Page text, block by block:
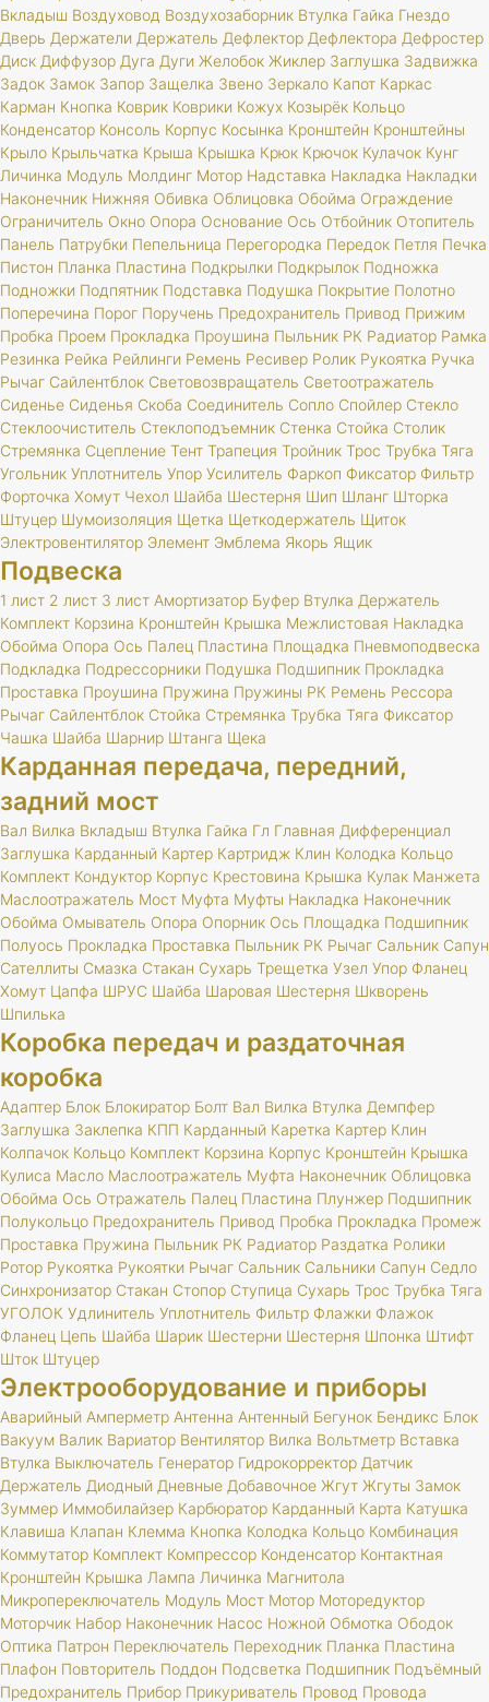
Вкладыш Воздуховод Воздухозаборник Втулка Гайка Гнездо
Дверь Держатели Держатель Дефлектор Дефлектора Дефростер
Диск Диффузор Дуга Дуги Желобок Жиклер Заглушка Задвижка
Задок Замок Запор Защелка Звено Зеркало Капот Каркас
Карман Кнопка Коврик Коврики Кожух Козырёк Кольцо
Конденсатор Консоль Корпус Косынка Кронштейн Кронштейны
Крыло Крыльчатка Крыша Крышка Крюк Крючок Кулачок Кунг
Личинка Модуль Молдинг Мотор Надставка Накладка Накладки
Наконечник Нижняя Обивка Облицовка Обойма Ограждение
Ограничитель Окно Опора Основание Ось Отбойник Отопитель
Панель Патрубки Пепельница Перегородка Передок Петля Печка
Пистон Планка Пластина Подкрылки Подкрылок Подножка
Подножки Подпятник Подставка Подушка Покрытие Полотно
Поперечина Порог Поручень Предохранитель Привод Прижим
Пробка Проем Прокладка Проушина Пыльник РК Радиатор Рамка
Резинка Рейка Рейлинги Ремень Ресивер Ролик Рукоятка Ручка
Рычаг Сайлентблок Световозвращатель Светоотражатель
Сиденье Сиденья Скоба Соединитель Сопло Спойлер Стекло
Стеклоочиститель Стеклоподъемник Стенка Стойка Столик
Стремянка Сцепление Тент Трапеция Тройник Трос Трубка Тяга
Угольник Уплотнитель Упор Усилитель Фаркоп Фиксатор Фильтр
Форточка Хомут Чехол Шайба Шестерня Шип Шланг Шторка
Штуцер Шумоизоляция Щетка Щеткодержатель Щиток
Электровентилятор Элемент Эмблема Якорь Ящик
Подвеска
1 лист 2 лист 3 лист Амортизатор Буфер Втулка Держатель
Комплект Корзина Кронштейн Крышка Межлистовая Накладка
Обойма Опора Ось Палец Пластина Площадка Пневмоподвеска
Подкладка Подрессорники Подушка Подшипник Прокладка
Проставка Проушина Пружина Пружины РК Ремень Рессора
Рычаг Сайлентблок Стойка Стремянка Трубка Тяга Фиксатор
Чашка Шайба Шарнир Штанга Щека
Карданная передача, передний,
задний мост
Вал Вилка Вкладыш Втулка Гайка Гл Главная Дифференциал
Заглушка Карданный Картер Картридж Клин Колодка Кольцо
Комплект Кондуктор Корпус Крестовина Крышка Кулак Манжета
Маслоотражатель Мост Муфта Муфты Накладка Наконечник
Обойма Омыватель Опора Опорник Ось Площадка Подшипник
Полуось Прокладка Проставка Пыльник РК Рычаг Сальник Сапун
Сателлиты Смазка Стакан Сухарь Трещетка Узел Упор Фланец
Хомут Цапфа ШРУС Шайба Шаровая Шестерня Шкворень
Шпилька
Коробка передач и раздаточная
коробка
Адаптер Блок Блокиратор Болт Вал Вилка Втулка Демпфер
Заглушка Заклепка КПП Карданный Каретка Картер Клин
Колпачок Кольцо Комплект Корзина Корпус Кронштейн Крышка
Кулиса Масло Маслоотражатель Муфта Наконечник Облицовка
Обойма Ось Отражатель Палец Пластина Плунжер Подшипник
Полукольцо Предохранитель Привод Пробка Прокладка Промеж
Проставка Пружина Пыльник РК Радиатор Раздатка Ролики
Ротор Рукоятка Рукоятки Рычаг Сальник Сальники Сапун Седло
Синхронизатор Стакан Стопор Ступица Сухарь Трос Трубка Тяга
УГОЛОК Удлинитель Уплотнитель Фильтр Флажки Флажок
Фланец Цепь Шайба Шарик Шестерни Шестерня Шпонка Штифт
Шток Штуцер
Электрооборудование и приборы
Аварийный Амперметр Антенна Антенный Бегунок Бендикс Блок
Вакуум Валик Вариатор Вентилятор Вилка Вольтметр Вставка
Втулка Выключатель Генератор Гидрокорректор Датчик
Держатель Диодный Дневные Добавочное Жгут Жгуты Замок
Зуммер Иммобилайзер Карбюратор Карданный Карта Катушка
Клавиша Клапан Клемма Кнопка Колодка Кольцо Комбинация
Коммутатор Комплект Компрессор Конденсатор Контактная
Кронштейн Крышка Лампа Личинка Магнитола
Микропереключатель Модуль Мост Мотор Моторедуктор
Моторчик Набор Наконечник Насос Ножной Обмотка Ободок
Оптика Патрон Переключатель Переходник Планка Пластина
Плафон Повторитель Поддон Подсветка Подшипник Подъёмный
Предохранитель Прибор Прикуриватель Провод Провода